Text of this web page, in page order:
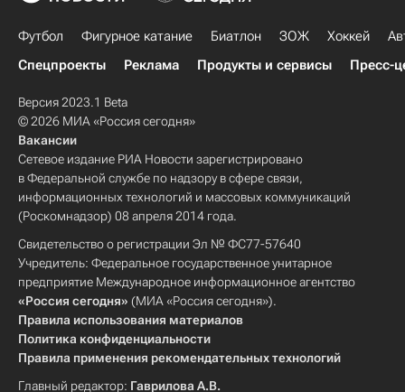
Футбол Фигурное катание Биатлон ЗОЖ Хоккей
Спецпроекты
Реклама Продукты и сервисы Пресс-
Версия 2023.1 Beta
© 2026 МИА «Россия сегодня»
Вакансии
Сетевое издание РИА Новости зарегистрировано
в Федеральной службе по надзору в сфере связи,
информационных технологий и массовых коммуникаций
(Роскомнадзор) 08 апреля 2014 года.
Свидетельство о регистрации Эл № ФС77-57640
Учредитель: Федеральное государственное унитарное
предприятие Международное информационное агентство
«Россия сегодня» (МИА «Россия сегодня»).
Правила использования материалов
Политика конфиденциальности
Правила применения рекомендательных технологий
Главный редактор: Гаврилова А.В.